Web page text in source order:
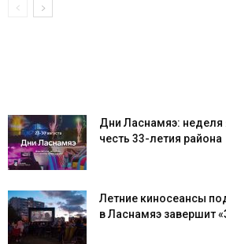
Дни Ласнамяэ: неделя
честь 33-летия района
Летние киносеансы
в Ласнамяэ завершит